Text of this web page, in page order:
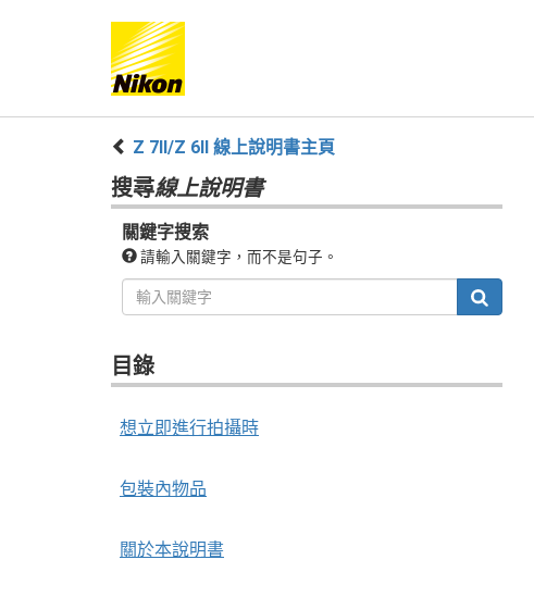
Z 7II/Z 6II 線上說明書主頁
搜尋線上說明書
關鍵字搜索
請輸入關鍵字，而不是句子。
目錄
想立即進行拍攝時
包裝內物品
關於本說明書